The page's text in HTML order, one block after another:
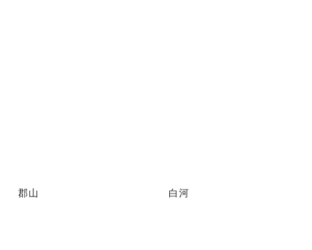
郡山 白河